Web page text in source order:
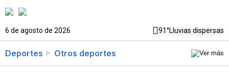
6 de agosto de 2026 91°Lluvias dispersas
Deportes Otros deportes